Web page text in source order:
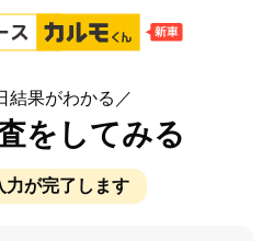
結果がわかる／
をしてみる
力が完了します